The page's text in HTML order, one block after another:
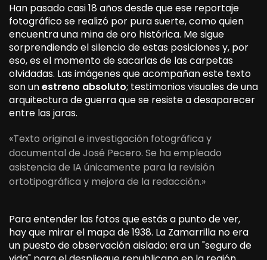
Han pasado casi 18 años desde que ese reportaje
fotográfico se realizó por pura suerte, como quien
encuentra una mina de oro histórica. Me sigue
sorprendiendo el silencio de estas posiciones y, por
eso, es el momento de sacarlas de las carpetas
olvidadas. Las imágenes que acompañan este texto
son unestreno absoluto; testimonios visuales de una
arquitectura de guerra que se resiste a desaparecer
entre las jaras.
«Texto original e investigación fotográfica y
documental de José Pecero. Se ha empleado
asistencia de IA únicamente para la revisión
ortotipográfica y mejora de la redacción.»
Para entender las fotos que estás a punto de ver,
hay que mirar el mapa de 1938. La Zamarrilla no era
un puesto de observación aislado; era un "seguro de